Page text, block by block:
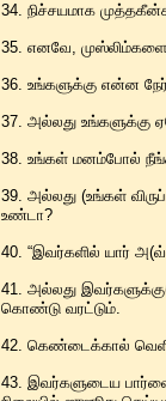
34. நிச்சயமாக
35. எனவே,
36. உங்களுக்கு என்ன
37. அல்லது உங்களுக்கு
38. உங்கள் மனம்போல்
39. அல்லது (உங்கள்
உண்டா?
40. “இவர்களில் யார்
41. அல்லது
கொண்டு வரட்டும்.
42. கெண்டைக்கால்
43. இவர்களுடைய